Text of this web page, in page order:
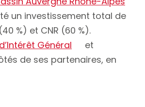
un investissement total de
%) et CNR (60 %).
Général
et
de ses partenaires, en